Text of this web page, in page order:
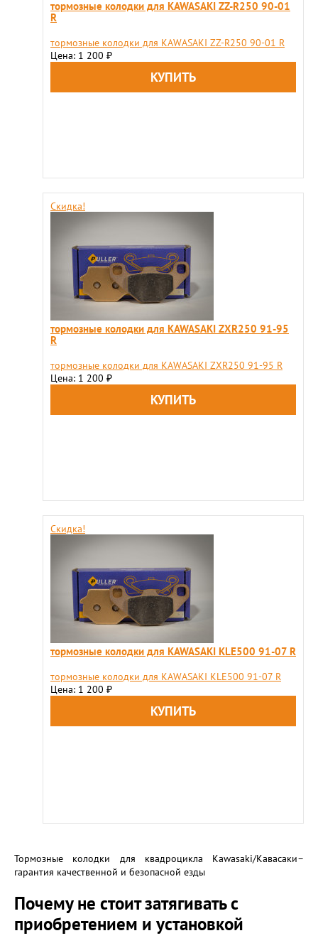
тормозные колодки для KAWASAKI ZZ-R250 90-01
R
тормозные колодки для KAWASAKI ZZ-R250 90-01 R
Цена: 1 200 ₽
Скидка!
тормозные колодки для KAWASAKI ZXR250 91-95
R
тормозные колодки для KAWASAKI ZXR250 91-95 R
Цена: 1 200 ₽
Скидка!
тормозные колодки для KAWASAKI KLE500 91-07 R
тормозные колодки для KAWASAKI KLE500 91-07 R
Цена: 1 200 ₽
Тормозные колодки для квадроцикла Kawasaki/Кавасаки–
гарантия качественной и безопасной езды
Почему не стоит затягивать с
приобретением и установкой